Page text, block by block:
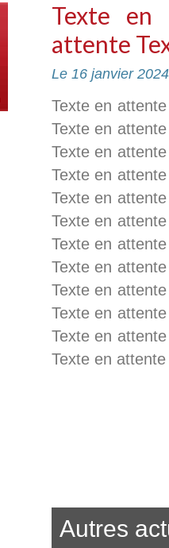
Texte en
attente
Le 16 janvier 2024
Texte en
Texte en
Texte en
Texte en
Texte en
Texte en
Texte en
Texte en
Texte en
Texte en
Texte en
Texte en
Autres